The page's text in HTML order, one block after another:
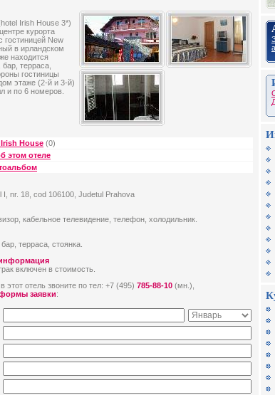
Irish House 3*)
курорта
гостиницей New
в ирландском
находится
бар, терраса,
гостиницы
этаже (2-й и 3-й)
и по 6 номеров.
House (0)
этом отеле
I, nr. 18, cod 106100, Judetul Prahova
кабельное телевидение, телефон, холодильник.
терраса, стоянка.
включен в стоимость.
этот отель звоните по тел: +7 (495) 785-88-10 (мн.),
заявки: